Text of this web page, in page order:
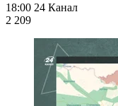
18:00 24 Канал
2 209